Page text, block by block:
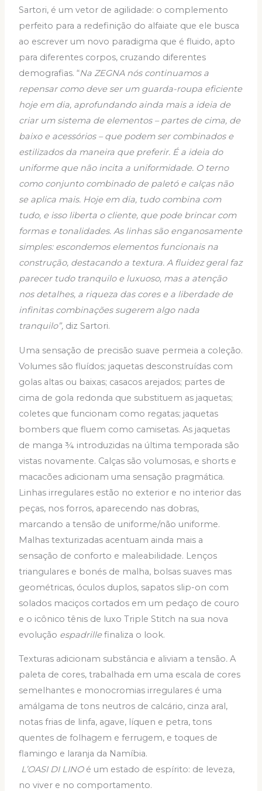
Sartori, é um vetor de agilidade: o complemento
perfeito para a redefinição do alfaiate que ele busca
ao escrever um novo paradigma que é fluido, apto
para diferentes corpos, cruzando diferentes
demografias. “Na ZEGNA nós continuamos a
repensar como deve ser um guarda-roupa eficiente
hoje em dia, aprofundando ainda mais a ideia de
criar um sistema de elementos – partes de cima, de
baixo e acessórios – que podem ser combinados e
estilizados da maneira que preferir. É a ideia do
uniforme que não incita a uniformidade. O terno
como conjunto combinado de paletó e calças não
se aplica mais. Hoje em dia, tudo combina com
tudo, e isso liberta o cliente, que pode brincar com
formas e tonalidades. As linhas são enganosamente
simples: escondemos elementos funcionais na
construção, destacando a textura. A fluidez geral faz
parecer tudo tranquilo e luxuoso, mas a atenção
nos detalhes, a riqueza das cores e a liberdade de
infinitas combinações sugerem algo nada
tranquilo”, diz Sartori.
Uma sensação de precisão suave permeia a coleção.
Volumes são fluídos; jaquetas desconstruídas com
golas altas ou baixas; casacos arejados; partes de
cima de gola redonda que substituem as jaquetas;
coletes que funcionam como regatas; jaquetas
bombers que fluem como camisetas. As jaquetas
de manga ¾ introduzidas na última temporada são
vistas novamente. Calças são volumosas, e shorts e
macacões adicionam uma sensação pragmática.
Linhas irregulares estão no exterior e no interior das
peças, nos forros, aparecendo nas dobras,
marcando a tensão de uniforme/não uniforme.
Malhas texturizadas acentuam ainda mais a
sensação de conforto e maleabilidade. Lenços
triangulares e bonés de malha, bolsas suaves mas
geométricas, óculos duplos, sapatos slip-on com
solados maciços cortados em um pedaço de couro
e o icônico tênis de luxo Triple Stitch na sua nova
evolução espadrillefinaliza o look.
Texturas adicionam substância e aliviam a tensão. A
paleta de cores, trabalhada em uma escala de cores
semelhantes e monocromias irregulares é uma
amálgama de tons neutros de calcário, cinza aral,
notas frias de linfa, agave, líquen e petra, tons
quentes de folhagem e ferrugem, e toques de
flamingo e laranja da Namíbia.
L’OASI DI LINOé um estado de espírito: de leveza,
no viver e no comportamento.